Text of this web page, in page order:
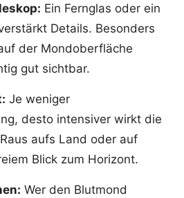
Ein Fernglas oder ein
Details. Besonders
der Mondoberfläche
gut sichtbar.
Je weniger
desto intensiver wirkt die
aufs Land oder auf
Blick zum Horizont.
Wer den Blutmond